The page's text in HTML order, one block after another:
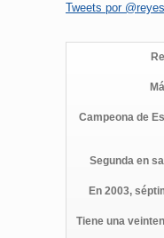
Tweets por
Campeona de
Segunda en
En 2003,
Tiene una